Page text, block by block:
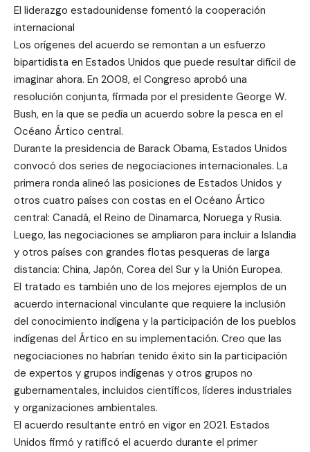
El liderazgo estadounidense fomentó la cooperación
internacional
Los orígenes del acuerdo se remontan a un esfuerzo
bipartidista en Estados Unidos que puede resultar difícil de
imaginar ahora. En 2008, el Congreso aprobó una
resolución conjunta, firmada por el presidente George W.
Bush, en la que se pedía un acuerdo sobre la pesca en el
Océano Ártico central.
Durante la presidencia de Barack Obama, Estados Unidos
convocó dos series de negociaciones internacionales. La
primera ronda alineó las posiciones de Estados Unidos y
otros cuatro países con costas en el Océano Ártico
central: Canadá, el Reino de Dinamarca, Noruega y Rusia.
Luego, las negociaciones se ampliaron para incluir a Islandia
y otros países con grandes flotas pesqueras de larga
distancia: China, Japón, Corea del Sur y la Unión Europea.
El tratado es también uno de los mejores ejemplos de un
acuerdo internacional vinculante que requiere la inclusión
del conocimiento indígena y la participación de los pueblos
indígenas del Ártico en su implementación. Creo que las
negociaciones no habrían tenido éxito sin la participación
de expertos y grupos indígenas y otros grupos no
gubernamentales, incluidos científicos, líderes industriales
y organizaciones ambientales.
El acuerdo resultante entró en vigor en 2021. Estados
Unidos firmó y ratificó el acuerdo durante el primer